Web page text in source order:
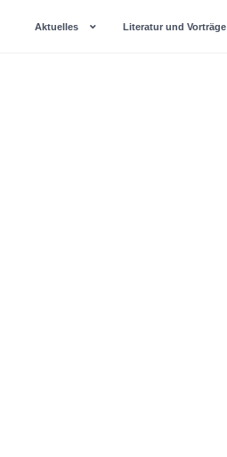
Aktuelles Literatur und Vorträge